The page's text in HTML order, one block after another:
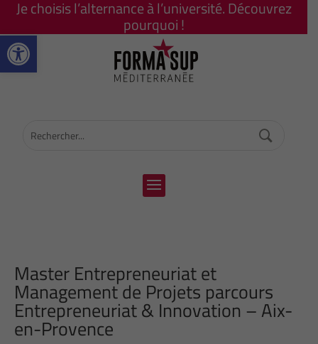
Ouvrir la barre d’outils
Je choisis l’alternance à l’université. Découvrez
pourquoi !
Master Entrepreneuriat et
Management de Projets parcours
Entrepreneuriat & Innovation – Aix-
en-Provence